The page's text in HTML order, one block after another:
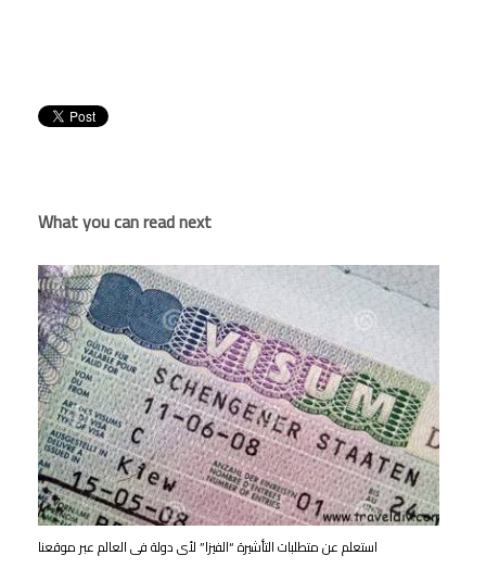
What you can read next
استعلم عن متطلبات التأشيرة “الفيزا” لأى دولة فى العالم عبر موقعنا